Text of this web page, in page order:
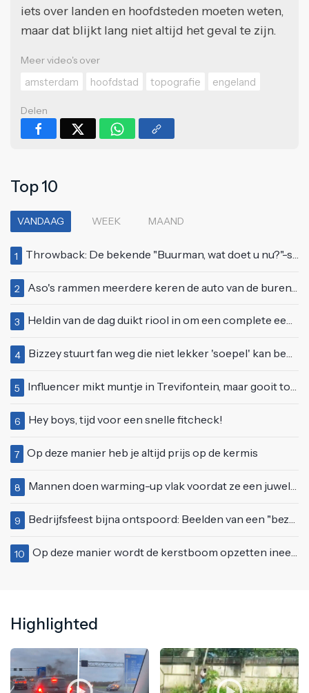
iets over landen en hoofdsteden moeten weten,
maar dat blijkt lang niet altijd het geval te zijn.
Meer video's over
amsterdam
hoofdstad topografie engeland
Delen
Top 10
VANDAAG WEEK MAAND
1 Throwback: De bekende "Buurman, wat doet u nu?"-scène uit Flodder met Tatjana Šimić
2 Aso's rammen meerdere keren de auto van de buren, maar doen alsof er niets gebeurd is
3 Heldin van de dag duikt riool in om een complete eendenfamilie te redden
4 Bizzey stuurt fan weg die niet lekker 'soepel' kan bewegen op podium
5 Influencer mikt muntje in Trevifontein, maar gooit toerist bijna knock-out
6 Hey boys, tijd voor een snelle fitcheck!
7 Op deze manier heb je altijd prijs op de kermis
8 Mannen doen warming-up vlak voordat ze een juwelierszaak in Rhenen overvallen
9 Bedrijfsfeest bijna ontspoord: Beelden van een "bezopen Tino Martin" gaan viraal
10 Op deze manier wordt de kerstboom opzetten ineens een stuk leuker
Highlighted